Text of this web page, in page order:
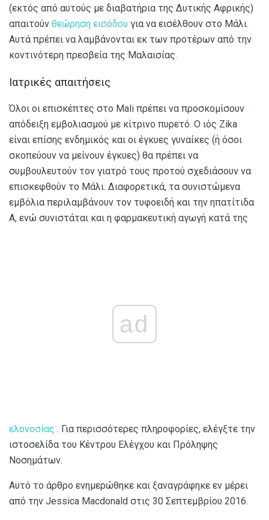
(εκτός από αυτούς με διαβατήρια της Δυτικής Αφρικής)
απαιτούν θεώρηση εισόδου για να εισέλθουν στο Μάλι.
Αυτά πρέπει να λαμβάνονται εκ των προτέρων από την
κοντινότερη πρεσβεία της Μαλαισίας.
Ιατρικές απαιτήσεις
Όλοι οι επισκέπτες στο Mali πρέπει να προσκομίσουν
απόδειξη εμβολιασμού με κίτρινο πυρετό. Ο ιός Zika
είναι επίσης ενδημικός και οι έγκυες γυναίκες (ή όσοι
σκοπεύουν να μείνουν έγκυες) θα πρέπει να
συμβουλευτούν τον γιατρό τους προτού σχεδιάσουν να
επισκεφθούν το Mάλι. Διαφορετικά, τα συνιστώμενα
εμβόλια περιλαμβάνουν τον τυφοειδή και την ηπατίτιδα
Α, ενώ συνιστάται και η φαρμακευτική αγωγή κατά της
ad
ελονοσίας . Για περισσότερες πληροφορίες, ελέγξτε την
ιστοσελίδα του Κέντρου Ελέγχου και Πρόληψης
Νοσημάτων.
Αυτό το άρθρο ενημερώθηκε και ξαναγράφηκε εν μέρει
από την Jessica Macdonald στις 30 Σεπτεμβρίου 2016.